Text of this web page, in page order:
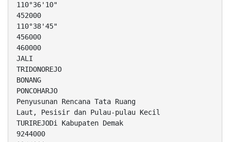
110°36'10"
452000
110°38'45"
456000
460000
JALI
TRIDONOREJO
BONANG
PONCOHARJO
Penyusunan Rencana Tata Ruang
Laut, Pesisir dan Pulau-pulau Kecil
TURIREJODi Kabupaten Demak
9244000